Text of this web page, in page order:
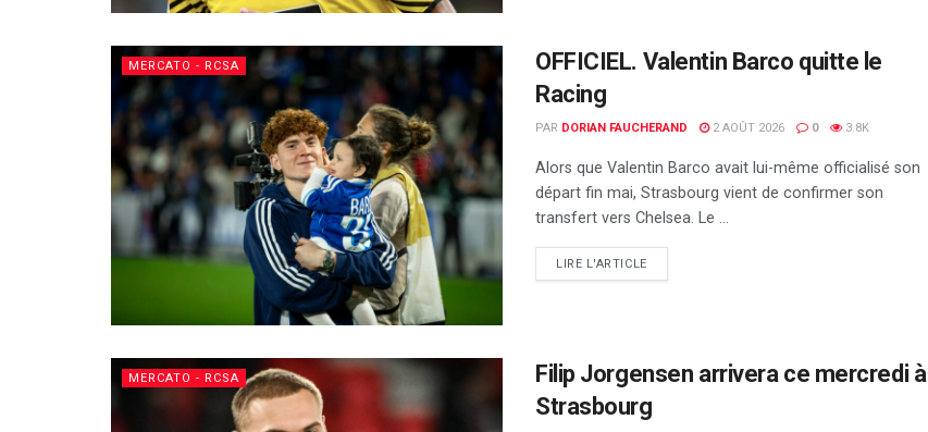
MERCATO - RCSA
OFFICIEL. Valentin Barco quitte le
Racing
PAR DORIAN FAUCHERAND 2 AOÛT 2026 0 3.8K
Alors que Valentin Barco avait lui-même officialisé son
départ fin mai, Strasbourg vient de confirmer son
transfert vers Chelsea. Le ...
LIRE L'ARTICLEDETAILS
MERCATO - RCSA
Filip Jorgensen arrivera ce mercredi à
Strasbourg